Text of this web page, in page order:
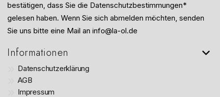
bestätigen, dass Sie die Datenschutzbestimmungen*
gelesen haben. Wenn Sie sich abmelden möchten, senden
Sie uns bitte eine Mail an info@la-ol.de
Informationen
Datenschutzerklärung
AGB
Impressum